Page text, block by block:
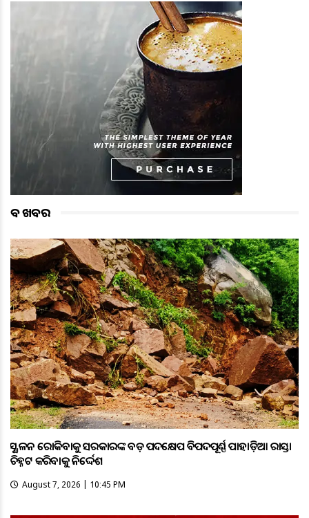
ବଡ ଖବର
ଭୂସ୍ଖଳନ ରୋକିବାକୁ ସରକାରଙ୍କ ବଡ଼ ପଦକ୍ଷେପ ବିପଦପୂର୍ଣ୍ଣ ପାହାଡ଼ିଆ ରାସ୍ତା
ଚିହ୍ନଟ କରିବାକୁ ନିର୍ଦ୍ଦେଶ
August 7, 2026 | 10:45 PM